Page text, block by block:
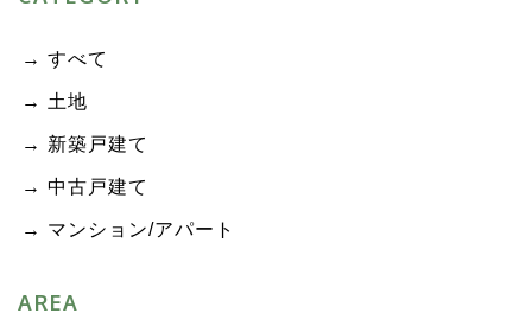
すべて
土地
新築戸建て
中古戸建て
マンション/アパート
AREA